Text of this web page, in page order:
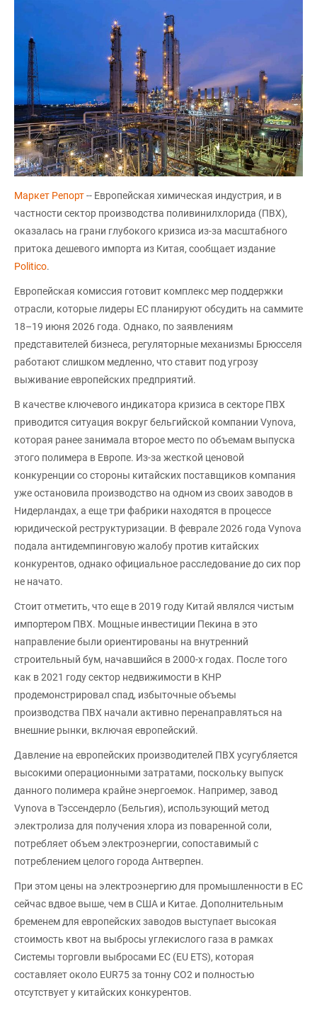
Маркет Репорт-- Европейская химическая индустрия, и в
частности сектор производства поливинилхлорида (ПВХ),
оказалась на грани глубокого кризиса из-за масштабного
притока дешевого импорта из Китая, сообщает издание
Politico.
Европейская комиссия готовит комплекс мер поддержки
отрасли, которые лидеры ЕС планируют обсудить на саммите
18–19 июня 2026 года. Однако, по заявлениям
представителей бизнеса, регуляторные механизмы Брюсселя
работают слишком медленно, что ставит под угрозу
выживание европейских предприятий.
В качестве ключевого индикатора кризиса в секторе ПВХ
приводится ситуация вокруг бельгийской компании Vynova,
которая ранее занимала второе место по объемам выпуска
этого полимера в Европе. Из-за жесткой ценовой
конкуренции со стороны китайских поставщиков компания
уже остановила производство на одном из своих заводов в
Нидерландах, а еще три фабрики находятся в процессе
юридической реструктуризации. В феврале 2026 года Vynova
подала антидемпинговую жалобу против китайских
конкурентов, однако официальное расследование до сих пор
не начато.
Стоит отметить, что еще в 2019 году Китай являлся чистым
импортером ПВХ. Мощные инвестиции Пекина в это
направление были ориентированы на внутренний
строительный бум, начавшийся в 2000-х годах. После того
как в 2021 году сектор недвижимости в КНР
продемонстрировал спад, избыточные объемы
производства ПВХ начали активно перенаправляться на
внешние рынки, включая европейский.
Давление на европейских производителей ПВХ усугубляется
высокими операционными затратами, поскольку выпуск
данного полимера крайне энергоемок. Например, завод
Vynova в Тэссендерло (Бельгия), использующий метод
электролиза для получения хлора из поваренной соли,
потребляет объем электроэнергии, сопоставимый с
потреблением целого города Антверпен.
При этом цены на электроэнергию для промышленности в ЕС
сейчас вдвое выше, чем в США и Китае. Дополнительным
бременем для европейских заводов выступает высокая
стоимость квот на выбросы углекислого газа в рамках
Системы торговли выбросами ЕС (EU ETS), которая
составляет около EUR75 за тонну CO2 и полностью
отсутствует у китайских конкурентов.